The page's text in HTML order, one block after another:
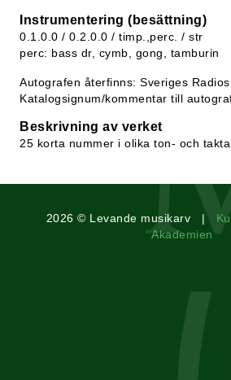
Instrumentering (besättning)
0.1.0.0 / 0.2.0.0 / timp.,perc. / str
perc: bass dr, cymb, gong, tamburin
Autografen återfinns: Sveriges
Katalogsignum/kommentar till
Beskrivning av verket
25 korta nummer i olika ton- och
2026 © Levande musikarv |
Akademien